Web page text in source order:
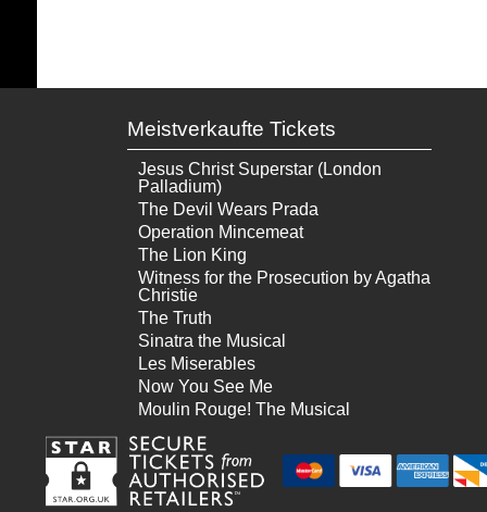
Meistverkaufte Tickets
Jesus Christ Superstar (London
Palladium)
The Devil Wears Prada
Operation Mincemeat
The Lion King
Witness for the Prosecution by Agatha
Christie
The Truth
Sinatra the Musical
Les Miserables
Now You See Me
Moulin Rouge! The Musical